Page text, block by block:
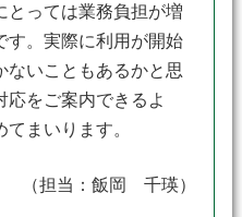
とっては業務負担が増
す。実際に利用が開始
ないこともあるかと思
応をご案内できるよ
まいります。
（担当：飯岡 千瑛）